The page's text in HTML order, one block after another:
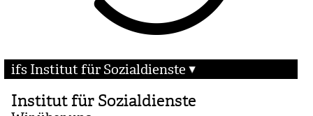
ifs Institut für Sozialdienste
Institut für Sozialdienste